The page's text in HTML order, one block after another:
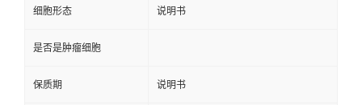
细胞形态 说明书
是否是肿瘤细胞
保质期 说明书